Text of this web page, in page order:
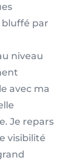
bluffé par
niveau
avec ma
Je repars
visibilité